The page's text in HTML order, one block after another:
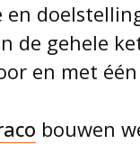
de gehele
en met
bouwen